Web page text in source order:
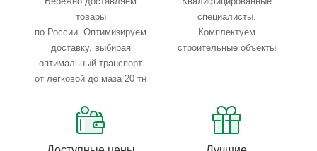
товары
по России. Оптимизируем
доставку, выбирая
оптимальный транспорт
от легковой до маза 20 тн
специалисты.
Комплектуем
строительные объекты